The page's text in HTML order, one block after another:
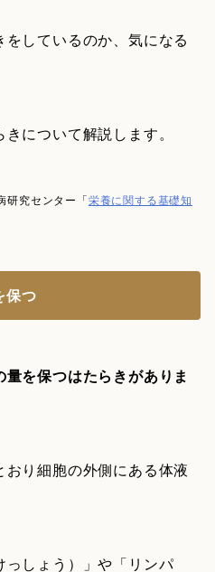
しているのか、気になる
について解説します。
研究センター「栄養に関する基礎知
保つ
を保つはたらきがありま
り細胞の外側にある体液
しょう）」や「リンパ